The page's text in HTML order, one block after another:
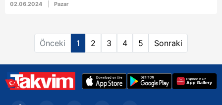
02.06.2024 Pazar
Önceki 1 2 3 4 5 Sonraki